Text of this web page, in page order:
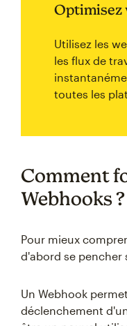
Optimisez
Utilisez les
les flux de
toutes les
Comment
Webhooks ?
Pour mieux
d'abord se
Un Webhook
déclenchement